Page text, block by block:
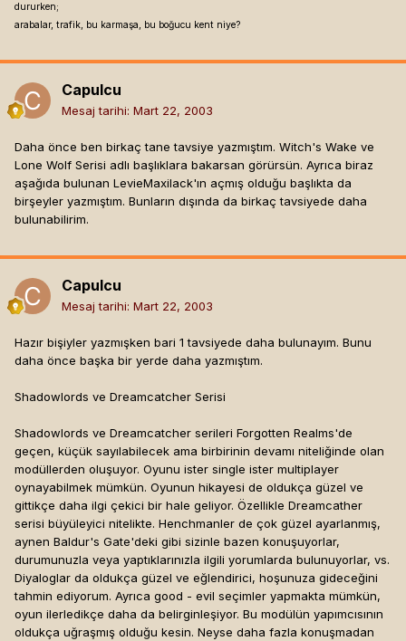
dururken;
arabalar, trafik, bu karmaşa, bu boğucu kent niye?
Capulcu
Mesaj tarihi: Mart 22, 2003
Daha önce ben birkaç tane tavsiye yazmıştım. Witch's Wake ve
Lone Wolf Serisi adlı başlıklara bakarsan görürsün. Ayrıca biraz
aşağıda bulunan LevieMaxilack'ın açmış olduğu başlıkta da
birşeyler yazmıştım. Bunların dışında da birkaç tavsiyede daha
bulunabilirim.
Capulcu
Mesaj tarihi: Mart 22, 2003
Hazır bişiyler yazmışken bari 1 tavsiyede daha bulunayım. Bunu
daha önce başka bir yerde daha yazmıştım.
Shadowlords ve Dreamcatcher Serisi
Shadowlords ve Dreamcatcher serileri Forgotten Realms'de
geçen, küçük sayılabilecek ama birbirinin devamı niteliğinde olan
modüllerden oluşuyor. Oyunu ister single ister multiplayer
oynayabilmek mümkün. Oyunun hikayesi de oldukça güzel ve
gittikçe daha ilgi çekici bir hale geliyor. Özellikle Dreamcather
serisi büyüleyici nitelikte. Henchmanler de çok güzel ayarlanmış,
aynen Baldur's Gate'deki gibi sizinle bazen konuşuyorlar,
durumunuzla veya yaptıklarınızla ilgili yorumlarda bulunuyorlar, vs.
Diyaloglar da oldukça güzel ve eğlendirici, hoşunuza gideceğini
tahmin ediyorum. Ayrıca good - evil seçimler yapmakta mümkün,
oyun ilerledikçe daha da belirginleşiyor. Bu modülün yapımcısının
oldukça uğraşmış olduğu kesin. Neyse daha fazla konuşmadan